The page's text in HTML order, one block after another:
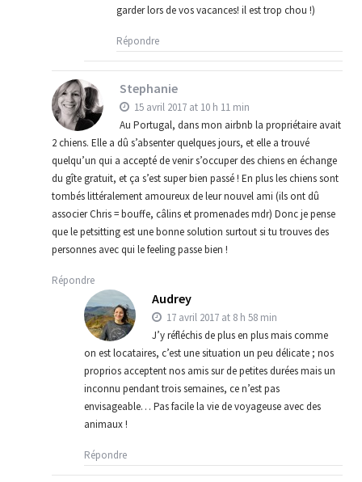
garder lors de vos vacances! il est trop chou !)
Répondre
Stephanie
15 avril 2017 at 10 h 11 min
Au Portugal, dans mon airbnb la propriétaire avait
2 chiens. Elle a dû s’absenter quelques jours, et elle a trouvé
quelqu’un qui a accepté de venir s’occuper des chiens en échange
du gîte gratuit, et ça s’est super bien passé ! En plus les chiens sont
tombés littéralement amoureux de leur nouvel ami (ils ont dû
associer Chris = bouffe, câlins et promenades mdr) Donc je pense
que le petsitting est une bonne solution surtout si tu trouves des
personnes avec qui le feeling passe bien !
Répondre
Audrey
17 avril 2017 at 8 h 58 min
J’y réfléchis de plus en plus mais comme
on est locataires, c’est une situation un peu délicate ; nos
proprios acceptent nos amis sur de petites durées mais un
inconnu pendant trois semaines, ce n’est pas
envisageable… Pas facile la vie de voyageuse avec des
animaux !
Répondre